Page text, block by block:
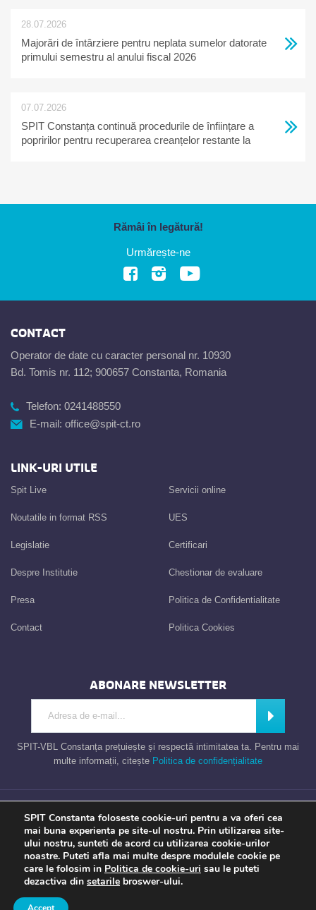
28.07.2026
Majorări de întârziere pentru neplata sumelor datorate
primului semestru al anului fiscal 2026
07.07.2026
SPIT Constanța continuă procedurile de înființare a
popririlor pentru recuperarea creanțelor restante la
Rămâi în legătură!
Urmărește-ne
CONTACT
Operator de date cu caracter personal nr. 10930
Bd. Tomis nr. 112; 900657 Constanta, Romania
Telefon: 0241488550
E-mail: office@spit-ct.ro
LINK-URI UTILE
Spit Live
Noutatile in format RSS
Legislatie
Despre Institutie
Presa
Contact
Servicii online
UES
Certificari
Chestionar de evaluare
Politica de Confidentialitate
Politica Cookies
ABONARE NEWSLETTER
SPIT-VBL Constanța prețuiește și respectă intimitatea ta. Pentru mai
multe informații, citește Politica de confidențialitate
Taxe Constanta
TU contezi Opinia ta Apel gratuit Newsletter
SPIT Constanta foloseste cookie-uri pentru a va oferi cea
mai buna experienta pe site-ul nostru. Prin utilizarea site-
ului nostru, sunteti de acord cu utilizarea cookie-urilor
noastre. Puteti afla mai multe despre modulele cookie pe
care le folosim in Politica de cookie-uri sau le puteti
dezactiva din setarile broswer-ului.